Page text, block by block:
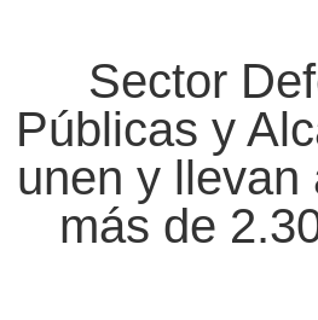
Sector
Públicas y
unen y llevan
más de